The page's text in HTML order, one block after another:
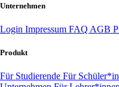
Unternehmen
Login Impressum FAQ AGB
Produkt
Für Studierende Für